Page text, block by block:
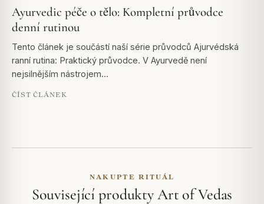
Ayurvedic péče o tělo: Kompletní průvodce
denní rutinou
Tento článek je součástí naší série průvodců Ajurvédská
ranní rutina: Praktický průvodce. V Ayurvedě není
nejsilnějším nástrojem…
ČÍST ČLÁNEK
NAKUPTE RITUÁL
Související produkty Art of Vedas